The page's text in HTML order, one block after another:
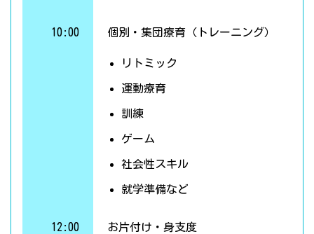
10:00 個別・集団療育（トレーニング）
リトミック
運動療育
訓練
ゲーム
社会性スキル
就学準備など
12:00 お片付け・身支度